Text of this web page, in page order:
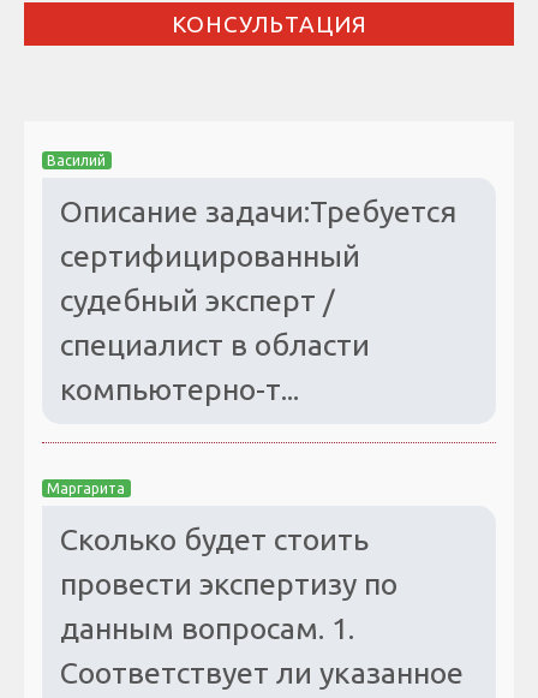
КОНСУЛЬТАЦИЯ
Василий
Описание задачи:Требуется
сертифицированный
судебный эксперт /
специалист в области
компьютерно-т...
Маргарита
Сколько будет стоить
провести экспертизу по
данным вопросам. 1.
Соответствует ли указанное